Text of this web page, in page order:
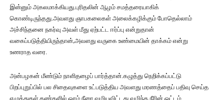
இன்னும் அகலமாக்கியது.புரிதலின் ஆழம் சமத்தரையாகிக்
கொண்டிருந்தது.அவளது ஞாபகலைகள் அலைக்கழிக்கும் போதெல்லாம்
அச்சிந்தனை நகர்வு அவள் மீது ஏற்பட்ட ஈர்ப்பு என்றுதான்
வகைப்படுத்தியிருந்தான்,அவளது வருகை உண்மையின் தாக்கம் என்று
உணராத வரை.
அன்பழகன் மீண்டும் நாளிதழைப் பார்த்தான்.கழுத்து நெறிக்கப்பட்டு
பிறப்புறுப்பில் பல சிதைவுகளை ‌உட்படுத்திய அவளது மரணத்தைப் பதிவு செய்த
எழுத்துகள் கண்களில் ஓரம் நீரை வழியவிட்டது.வழிந்த நீரின் ஓட்டம்